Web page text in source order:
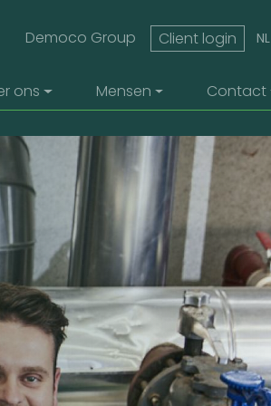
ons Mensen Contact
top menu
Democo Group Client login NL